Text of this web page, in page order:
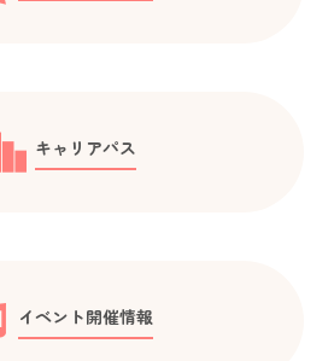
キャリアパス
イベント開催情報